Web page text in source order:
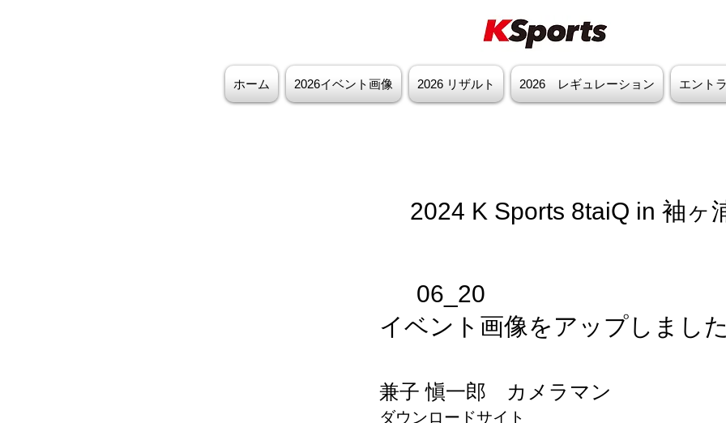
ホーム 2026イベント画像 2026 リザルト 2026 レギュレーション エント
2024 K Sports 8taiQ in 袖ヶ
06_20
イベント画像をアップしました
兼子 愼一郎 カメラマン
ダウンロードサイト